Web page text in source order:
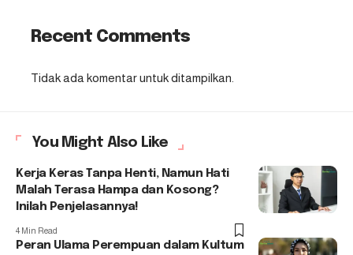
Recent Comments
Tidak ada komentar untuk ditampilkan.
You Might Also Like
Kerja Keras Tanpa Henti, Namun Hati
Malah Terasa Hampa dan Kosong?
Inilah Penjelasannya!
4 Min Read
Peran Ulama Perempuan dalam Kultum